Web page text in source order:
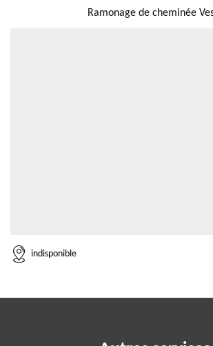
Ramonage de cheminée
indisponible